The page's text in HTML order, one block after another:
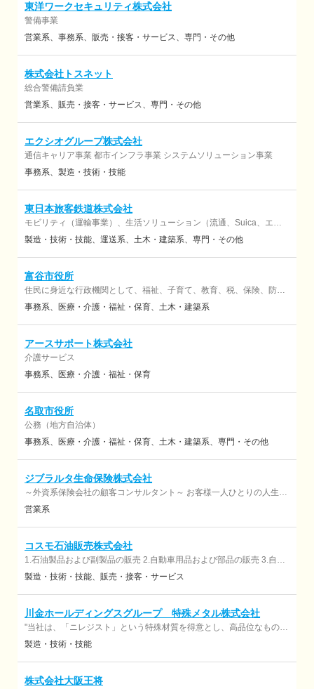
東洋ワークセキュリティ株式会社
警備事業
営業系
事務系 販売・接客・サービス 専門・その他
株式会社トスネット
総合警備請負業
営業系
販売・接客・サービス 専門・その他
エクシオグループ株式会社
通信キャリア事業 都市インフラ事業 システムソリューション事業
事務系
製造・技術・技能
東日本旅客鉄道株式会社
モビリティ（運輸事業）、生活ソリューション（流通、Suica、エネ
ルギー事業等）
製造・技術・技能 運送系 土木・建築系 専門・その他
富谷市役所
住民に身近な行政機関として、福祉、子育て、教育、税、保険、防
災、まちづくりなど、生活に関わるさまざまな事業を担っています。
事務系 医療・介護・福祉・保育 土木・建築系
アースサポート株式会社
介護サービス
事務系
医療・介護・福祉・保育
名取市役所
公務（地方自治体）
事務系
医療・介護・福祉・保育 土木・建築系 専門・その他
ジブラルタ生命保険株式会社
～外資系保険会社の顧客コンサルタント～ お客様一人ひとりの人生設
計に寄り添い、最適な保険プランをご提案するコンサルティング営業
せたライフプランのサポートを行います。 （承認No⇒260031
承認日⇒2026/6/15）
営業系
コスモ石油販売株式会社
1.石油製品および副製品の販売 2.自動車用品および部品の販売 3.自動
車の修理、洗車ならびに車検の請負 4.自動車および中古自動車の販
製造・技術・技能 販売・接客・サービス
川金ホールディングスグループ 特殊メタル株式会社
"当社は、「ニレジスト」という特殊材質を得意とし、高品位なものづ
くりを行う企業です。 半導体製造装置、内燃機関向けなど、過酷な条
製造・技術・技能
株式会社大阪王将